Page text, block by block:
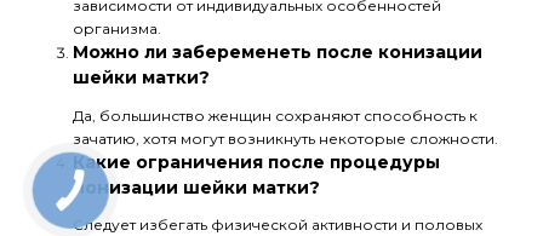
зависимости от индивидуальных особенностей
организма.
Можно ли забеременеть после конизации
шейки матки?
Да, большинство женщин сохраняют способность к
зачатию, хотя могут возникнуть некоторые сложности.
Какие ограничения после процедуры
ионизации шейки матки?
Следует избегать физической активности и половых